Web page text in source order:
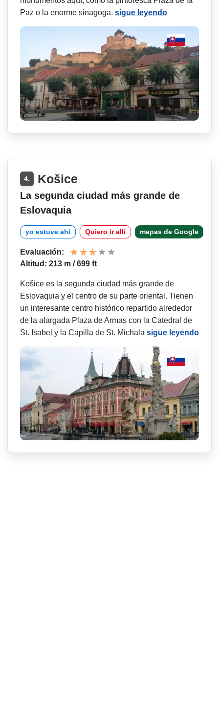
Paz o la enorme sinagoga. sigue leyendo
4. Košice
La segunda ciudad más grande de
Eslovaquia
yo estuve ahí Quiero ir allí mapas de Google
Evaluación:
Altitud: 213 m / 699 ft
Košice es la segunda ciudad más grande de
Eslovaquia y el centro de su parte oriental. Tienen
un interesante centro histórico repartido alrededor
de la alargada Plaza de Armas con la Catedral de
St. Isabel y la Capilla de St. Michala sigue leyendo